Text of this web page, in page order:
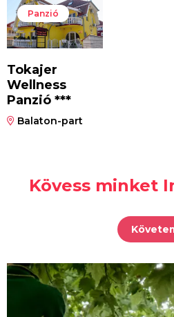
Panzió
Tokajer
Wellness
Panzió ***
Balaton-part
Kövess minket